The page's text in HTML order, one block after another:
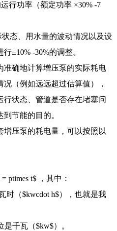
行功率（额定功率 ×30% -7
态、用水量的波动情况以及设
±10% -30%的调整。
准确地计算增压泵的实际耗电
（例如远远超过估算值），
状态、管道是否存在堵塞问
节能的目的。
压泵的耗电量，可以按照以
ptimes t$ ，其中：
时（$kwcdot h$），也就是我
千瓦（$kw$）。